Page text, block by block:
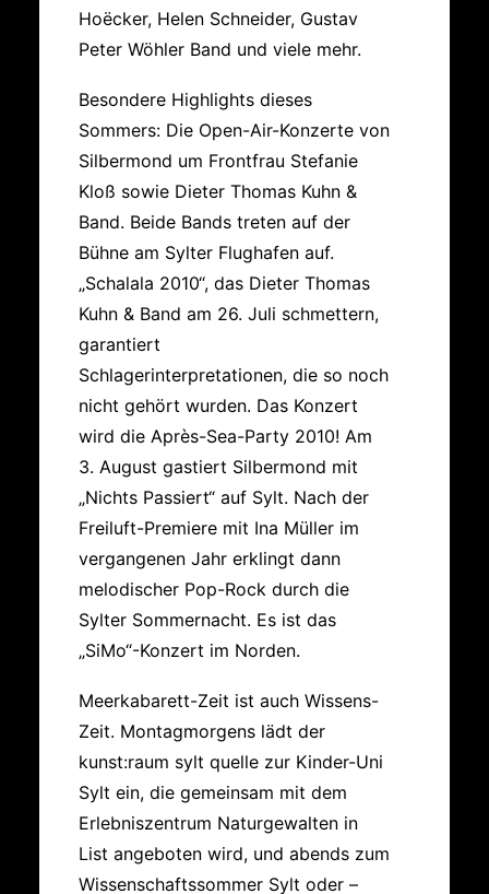
Hoëcker, Helen Schneider, Gustav
Peter Wöhler Band und viele mehr.
Besondere Highlights dieses
Sommers: Die Open-Air-Konzerte von
Silbermond um Frontfrau Stefanie
Kloß sowie Dieter Thomas Kuhn &
Band. Beide Bands treten auf der
Bühne am Sylter Flughafen auf.
„Schalala 2010“, das Dieter Thomas
Kuhn & Band am 26. Juli schmettern,
garantiert
Schlagerinterpretationen, die so noch
nicht gehört wurden. Das Konzert
wird die Après-Sea-Party 2010! Am
3. August gastiert Silbermond mit
„Nichts Passiert“ auf Sylt. Nach der
Freiluft-Premiere mit Ina Müller im
vergangenen Jahr erklingt dann
melodischer Pop-Rock durch die
Sylter Sommernacht. Es ist das
„SiMo“-Konzert im Norden.
Meerkabarett-Zeit ist auch Wissens-
Zeit. Montagmorgens lädt der
kunst:raum sylt quelle zur Kinder-Uni
Sylt ein, die gemeinsam mit dem
Erlebniszentrum Naturgewalten in
List angeboten wird, und abends zum
Wissenschaftssommer Sylt oder –